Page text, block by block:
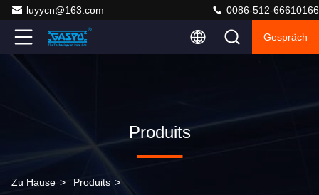
luyycn@163.com 0086-512-66610166
Gespräch
Produits
Zu Hause > Produits >